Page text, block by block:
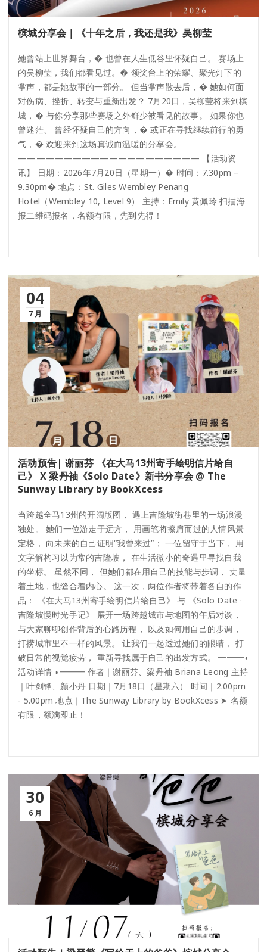
槟城分享会｜《十年之后，我还是我》吴柳莹
她曾站上世界舞台，� 也曾在人生低谷里怀疑自己。 赛场上
的吴柳莹，我们都看见过。� 领奖台上的荣耀、聚光灯下的
掌声，都是她故事的一部分。 但当掌声散去后，� 她如何面
对伤病、挫折、转变与重新出发？ 7月20日，吴柳莹将来到槟
城，� 与你分享那些赛场之外鲜少被看见的故事。 如果你也
曾迷茫、 曾经怀疑自己的方向，� 或正在寻找继续前行的勇
气，� 欢迎来到这场真诚而温暖的分享会。
———————————————————— 【活动资
讯】 日期：2026年7月20日（星期一）� 时间：7.30pm –
9.30pm� 地点：St. Giles Wembley Penang
Hotel（Wembley 10, Level 9） 主持：Emily 黄佩玲 扫描海
报二维码报名，名额有限，先到先得！
04
7 月
活动预告| 谢丽芬 《在大马13州寄手绘明信片给自
己》 X 梁丹袖《Solo Date》新书分享会 @ The
Sunway Library by BookXcess
当跨越全马13州的开阔版图， 遇上吉隆坡街巷里的一场浪漫
独处。 她们一位游走于远方， 用画笔将擦肩而过的人情风景
定格， 向未来的自己证明“我曾来过”； 一位留守于当下， 用
文字解构习以为常的吉隆坡， 在生活微小的奇遇里寻找自我
的坐标。 虽然不同， 但她们都在用自己的技能与步调， 丈量
着土地，也缝合着内心。 这一次，两位作者将带着各自的作
品： 《在大马13州寄手绘明信片给自己》 与 《Solo Date ·
吉隆坡慢时光手记》 展开一场跨越城市与地图的午后对谈，
与大家聊聊创作背后的心路历程， 以及如何用自己的步调，
打捞城市里不一样的风景。 让我们一起透过她们的眼睛， 打
破日常的视觉疲劳， 重新寻找属于自己的出发方式。 ━━━◖
活动详情 ◗━━━ 作者｜谢丽芬、梁丹袖 Briana Leong 主持
｜叶剑锋、颜小丹 日期｜7月18日（星期六） 时间｜2.00pm
- 5.00pm 地点｜The Sunway Library by BookXcess ➤ 名额
有限，额满即止！
30
6 月